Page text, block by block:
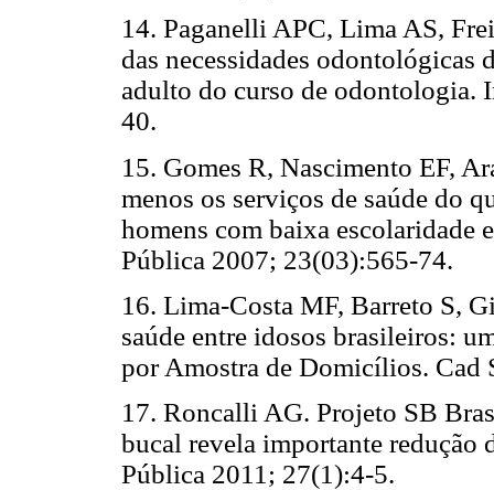
14. Paganelli APC, Lima AS,
das necessidades odontológicas
adulto do curso de odontologia.
40.
15. Gomes R, Nascimento EF,
menos os serviços de saúde do
homens com baixa escolaridade
Pública 2007; 23(03):565-74.
16. Lima-Costa MF, Barreto S,
saúde entre idosos brasileiros:
por Amostra de Domicílios. Cad
17. Roncalli AG. Projeto SB
bucal revela importante redução
Pública 2011; 27(1):4-5.